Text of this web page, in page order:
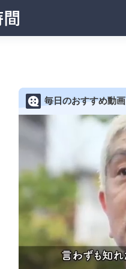
毎日のおすすめ動画